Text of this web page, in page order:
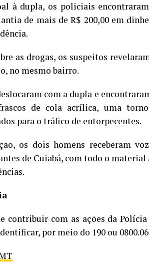
à dupla, os policiais
de mais de R$ 200,00 em
as drogas, os suspeitos
no mesmo bairro.
com a dupla e
de cola acrílica, uma
para o tráfico de entorpecentes.
os dois homens receberam
de Cuiabá, com todo o
contribuir com as ações da
por meio do 190 ou